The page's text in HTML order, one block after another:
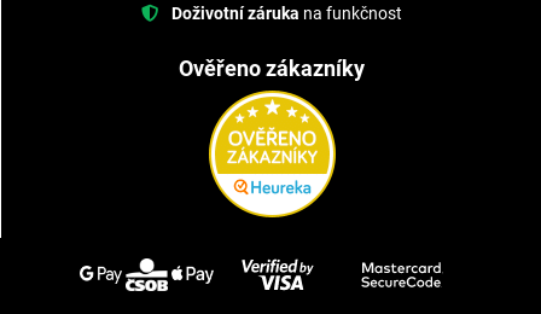
Doživotní záruka na funkčnost
Ověřeno zákazníky